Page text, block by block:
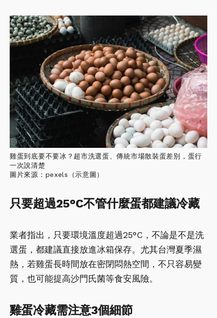
雞蛋到底要不要冰？超市洗選蛋、傳統市場散裝蛋差別，蛋行
一次說清楚
圖片來源：pexels（示意圖）
只要超過25°C不管什麼蛋都建議冷藏
業者指出，只要環境溫度超過25°C，不論是不是洗
選蛋，都建議直接放進冰箱保存。尤其台灣夏季濕
熱，若雞蛋長時間放在密閉悶熱空間，不只容易變
質，也可能提高沙門氏菌等食安風險。
雞蛋冷藏需注意3個細節